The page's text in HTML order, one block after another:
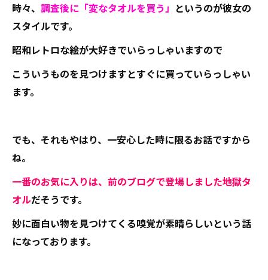
時々、 調査後に「変なタオルを買う」 というのが彼女の
スタイルです。
昭和レトロな絵が大好きでいらっしゃいますので
こういうものを見つけますとすぐに買っていらっしゃい
ます。
でも、それもやはり、一安心した時に限るお話ですから
ね。
一番のお気に入りは、前のブログで登場しました地獄タ
オルだそうです。
妙に面白い物を見つけてくる嗅覚が素晴らしいという話
になっております。